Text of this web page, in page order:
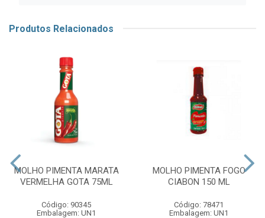
Produtos Relacionados
MOLHO PIMENTA MARATA
VERMELHA GOTA 75ML
Código: 90345
Embalagem: UN1
MOLHO PIMENTA FOGO
CIABON 150 ML
Código: 78471
Embalagem: UN1